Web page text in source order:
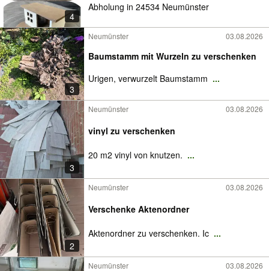
4
Abholung in 24534 Neumünster
3
Neumünster 03.08.2026
Baumstamm mit Wurzeln zu verschenken
Urigen, verwurzelt Baumstamm ...
3
Neumünster 03.08.2026
vinyl zu verschenken
20 m2 vinyl von knutzen. ...
2
Neumünster 03.08.2026
Verschenke Aktenordner
Aktenordner zu verschenken. Ic ...
Neumünster 03.08.2026